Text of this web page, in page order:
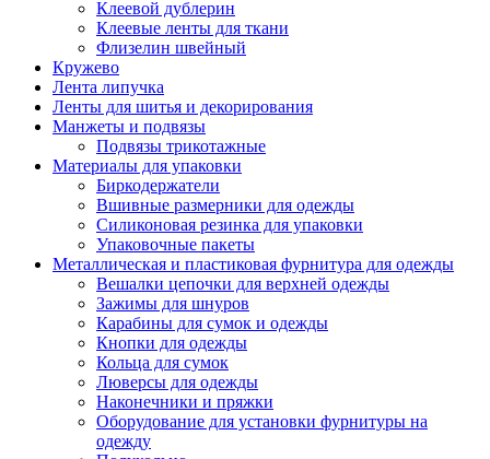
Клеевой дублерин
Клеевые ленты для ткани
Флизелин швейный
Кружево
Лента липучка
Ленты для шитья и декорирования
Манжеты и подвязы
Подвязы трикотажные
Материалы для упаковки
Биркодержатели
Вшивные размерники для одежды
Силиконовая резинка для упаковки
Упаковочные пакеты
Металлическая и пластиковая фурнитура для одежды
Вешалки цепочки для верхней одежды
Зажимы для шнуров
Карабины для сумок и одежды
Кнопки для одежды
Кольца для сумок
Люверсы для одежды
Наконечники и пряжки
Оборудование для установки фурнитуры на
одежду